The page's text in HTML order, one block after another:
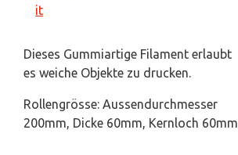
it
Dieses Gummiartige Filament erlaubt
es weiche Objekte zu drucken.
Rollengrösse: Aussendurchmesser
200mm, Dicke 60mm, Kernloch 60mm